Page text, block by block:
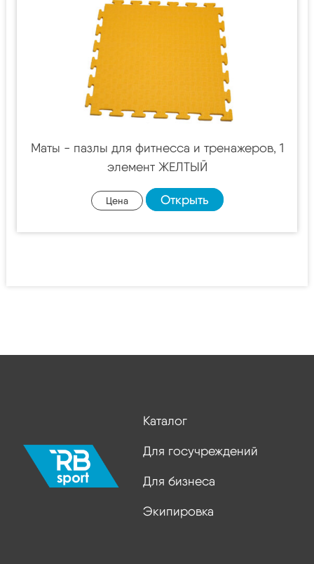
Маты - пазлы для фитнесса и тренажеров, 1
элемент ЖЕЛТЫЙ
Цена Открыть
Каталог
Для госучреждений
Для бизнеса
Экипировка